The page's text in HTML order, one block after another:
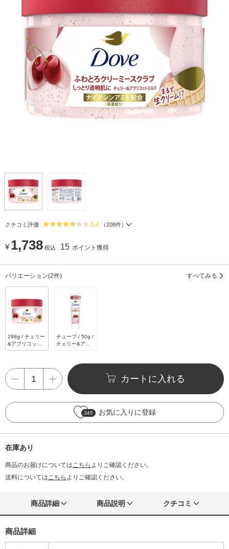
クチコミ評価 5.4 （208件）
¥ 1,738 税込 15 ポイント獲得
バリエーション(2件) すべてみる
298g / チェリー
&アプリコット
ミルク
チューブ / 50g /
チェリー&アプ
カートに入れる
345 お気に入りに登録
在庫あり
商品のお届けについてはこちら よりご確認ください。
送料についてはこちら よりご確認ください。
商品詳細 商品説明 クチコミ
商品詳細